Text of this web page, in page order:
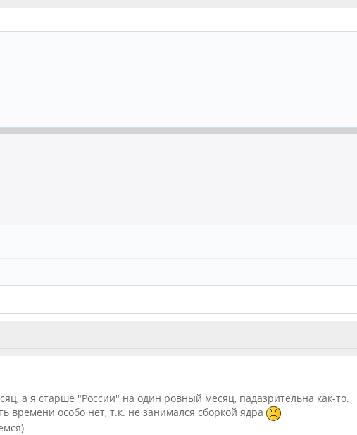
а я старше "России" на один ровный месяц, падазрительна как-то.
времени особо нет, т.к. не занимался сборкой ядра